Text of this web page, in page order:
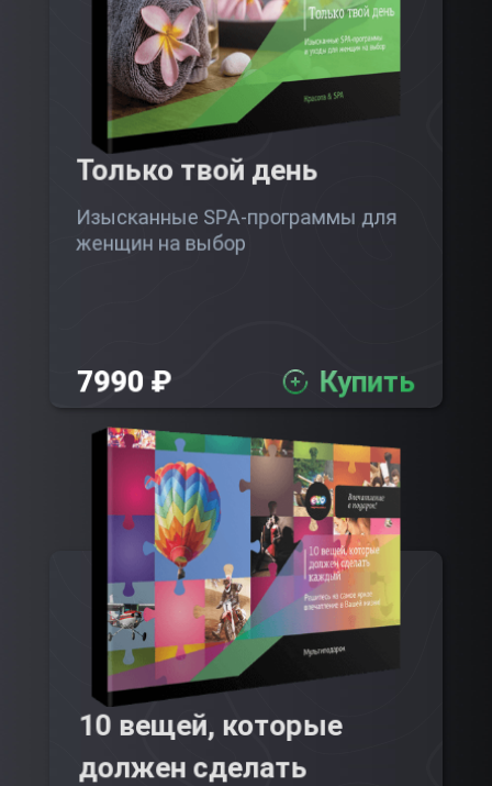
Только твой день
Изысканные SPA-программы для
женщин на выбор
7990 ₽ Купить
10 вещей, которые
должен сделать